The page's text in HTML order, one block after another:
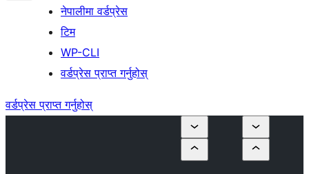
नेपालीमा वर्डप्रेस
टिम
WP-CLI
वर्डप्रेस प्राप्त गर्नुहोस्
वर्डप्रेस प्राप्त गर्नुहोस्